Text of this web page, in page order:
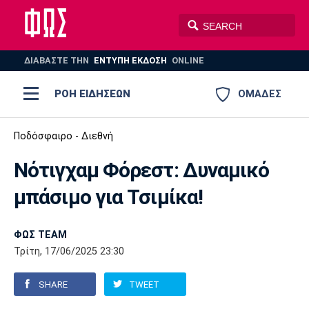
ΔΙΑΒΑΣΤΕ THN ΕΝΤΥΠΗ ΕΚΔΟΣΗ ONLINE
ΟΜΑΔΕΣ
ΡΟΗ ΕΙΔΗΣΕΩΝ
ΠΟΔΟΣΦΑΙΡΟ
ΒΟΛΕΪ
AUTO-MOTO
Ποδόσφαιρο
Super League 1
Super League 2
Γ Εθνική
Ελλάδα
Μπάσκετ
Ελλάδα
Εθνική
EuroLeague
Ολυμπιακοί Αγώνες
Βόλεϊ
Πόλο
Ολυμπιακός ΑΕΚ
Παναθηναϊκός Ατρόμητος
Ποδόσφαιρο - Διεθνή
Νότιγχαμ Φόρεστ: Δυναμικό
μπάσιμο για Τσιμίκα!
ΦΩΣ TEAM
Τρίτη, 17/06/2025 23:30
SHARE TWEET